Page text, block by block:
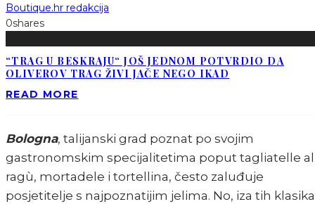
Boutique.hr redakcija
0shares
“TRAG U BESKRAJU“ JOŠ JEDNOM POTVRDIO DA
OLIVEROV TRAG ŽIVI JAČE NEGO IKAD
READ MORE
Bologna, talijanski grad poznat po svojim
gastronomskim specijalitetima poput tagliatelle al
ragù, mortadele i tortellina, često zaluđuje
posjetitelje s najpoznatijim jelima. No, iza tih klasika